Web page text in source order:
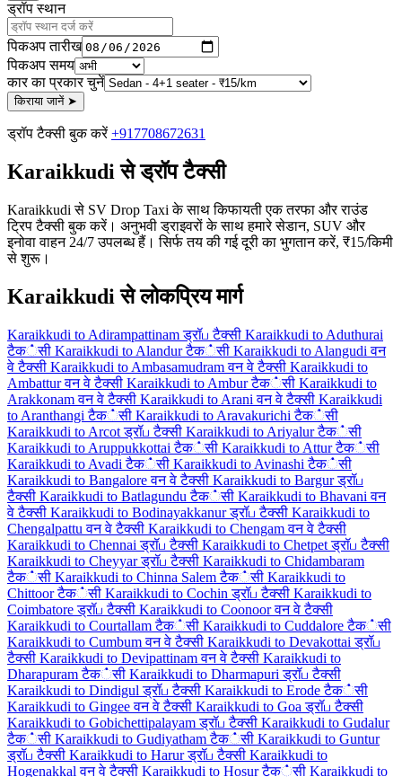
ड्रॉप स्थान
पिकअप तारीख
पिकअप समय
कार का प्रकार चुनें
किराया जानें➤
ड्रॉप टैक्सी बुक करें+917708672631
Karaikkudi से ड्रॉप टैक्सी
Karaikkudi से SV Drop Taxi के साथ किफायती एक तरफा और राउंड
ट्रिप टैक्सी बुक करें। अनुभवी ड्राइवरों के साथ हमारे सेडान, SUV और
इनोवा वाहन 24/7 उपलब्ध हैं। सिर्फ तय की गई दूरी का भुगतान करें, ₹15/किमी
से शुरू।
Karaikkudi से लोकप्रिय मार्ग
Karaikkudi to Adirampattinam ड्रॉப टैक्सी Karaikkudi to Aduthurai
टैक்सी Karaikkudi to Alandur टैक்सी Karaikkudi to Alangudi वन
वे टैक्सी Karaikkudi to Ambasamudram वन वे टैक्सी Karaikkudi to
Ambattur वन वे टैक्सी Karaikkudi to Ambur टैक்सी Karaikkudi to
Arakkonam वन वे टैक्सी Karaikkudi to Arani वन वे टैक्सी Karaikkudi
to Aranthangi टैक்सी Karaikkudi to Aravakurichi टैक்सी
Karaikkudi to Arcot ड्रॉப टैक्सी Karaikkudi to Ariyalur टैक்सी
Karaikkudi to Aruppukkottai टैक்सी Karaikkudi to Attur टैक்सी
Karaikkudi to Avadi टैक்सी Karaikkudi to Avinashi टैक்सी
Karaikkudi to Bangalore वन वे टैक्सी Karaikkudi to Bargur ड्रॉப
टैक्सी Karaikkudi to Batlagundu टैक்सी Karaikkudi to Bhavani वन
वे टैक्सी Karaikkudi to Bodinayakkanur ड्रॉப टैक्सी Karaikkudi to
Chengalpattu वन वे टैक्सी Karaikkudi to Chengam वन वे टैक्सी
Karaikkudi to Chennai ड्रॉப टैक्सी Karaikkudi to Chetpet ड्रॉப टैक्सी
Karaikkudi to Cheyyar ड्रॉப टैक्सी Karaikkudi to Chidambaram
टैक்सी Karaikkudi to Chinna Salem टैक்सी Karaikkudi to
Chittoor टैक்सी Karaikkudi to Cochin ड्रॉப टैक्सी Karaikkudi to
Coimbatore ड्रॉப टैक्सी Karaikkudi to Coonoor वन वे टैक्सी
Karaikkudi to Courtallam टैक்सी Karaikkudi to Cuddalore टैक்सी
Karaikkudi to Cumbum वन वे टैक्सी Karaikkudi to Devakottai ड्रॉப
टैक्सी Karaikkudi to Devipattinam वन वे टैक्सी Karaikkudi to
Dharapuram टैक்सी Karaikkudi to Dharmapuri ड्रॉப टैक्सी
Karaikkudi to Dindigul ड्रॉப टैक्सी Karaikkudi to Erode टैक்सी
Karaikkudi to Gingee वन वे टैक्सी Karaikkudi to Goa ड्रॉப टैक्सी
Karaikkudi to Gobichettipalayam ड्रॉப टैक्सी Karaikkudi to Gudalur
टैक்सी Karaikkudi to Gudiyatham टैक்सी Karaikkudi to Guntur
ड्रॉப टैक्सी Karaikkudi to Harur ड्रॉப टैक्सी Karaikkudi to
Hogenakkal वन वे टैक्सी Karaikkudi to Hosur टैक்सी Karaikkudi to